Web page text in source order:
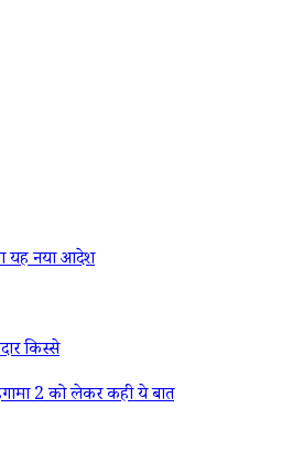
यह नया आदेश
किस्से
2 को लेकर कही ये बात